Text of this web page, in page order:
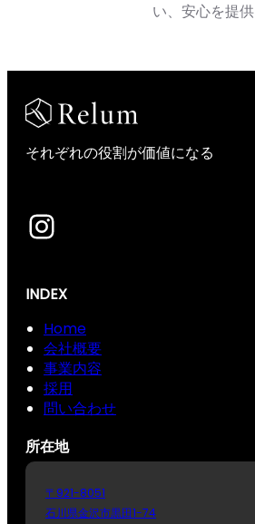
い、安心を提供
それぞれの役割が価値になる
Instagram
INDEX
Home
会社概要
事業内容
採用
問い合わせ
所在地
〒921-8051
石川県金沢市黒田1-74